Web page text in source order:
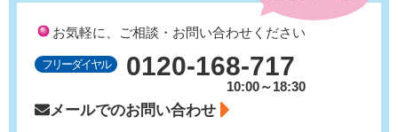
お気軽に、ご相談・お問い合わせください
フリーダイヤル 0120-168-717
10:00～18:30
メールでのお問い合わせ